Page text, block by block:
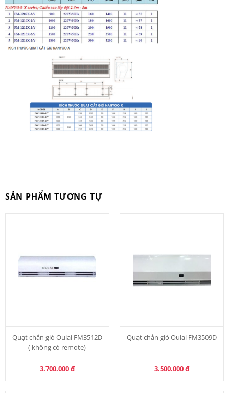
SẢN PHẨM TƯƠNG TỰ
Quạt chắn gió Oulai FM3512D
( không có remote)
3.700.000₫
Quạt chắn gió Oulai FM3509D
3.500.000₫